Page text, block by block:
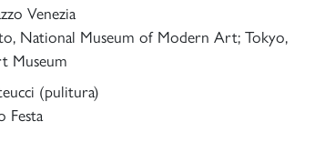
Venezia
National Museum of Modern Art; Tokyo,
Museum
(pulitura)
Festa